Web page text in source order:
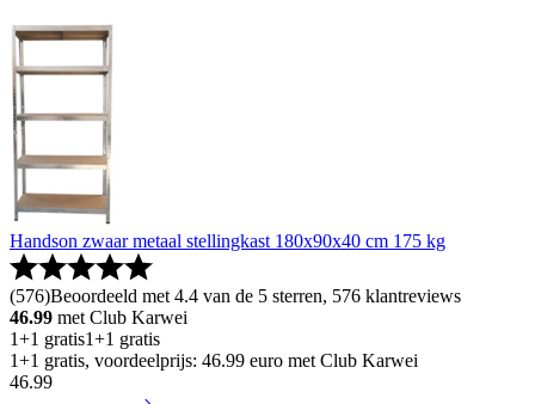
Handson zwaar metaal stellingkast 180x90x40 cm 175 kg
(576)Beoordeeld met 4.4 van de 5 sterren, 576 klantreviews
46.99 met Club Karwei
1+1 gratis1+1 gratis
1+1 gratis, voordeelprijs: 46.99 euro met Club Karwei
46.99